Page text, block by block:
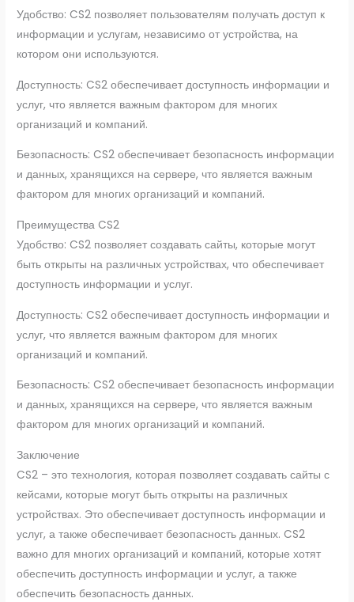
Удобство: CS2 позволяет пользователям получать доступ к
информации и услугам, независимо от устройства, на
котором они используются.
Доступность: CS2 обеспечивает доступность информации и
услуг, что является важным фактором для многих
организаций и компаний.
Безопасность: CS2 обеспечивает безопасность информации
и данных, хранящихся на сервере, что является важным
фактором для многих организаций и компаний.
Преимущества CS2
Удобство: CS2 позволяет создавать сайты, которые могут
быть открыты на различных устройствах, что обеспечивает
доступность информации и услуг.
Доступность: CS2 обеспечивает доступность информации и
услуг, что является важным фактором для многих
организаций и компаний.
Безопасность: CS2 обеспечивает безопасность информации
и данных, хранящихся на сервере, что является важным
фактором для многих организаций и компаний.
Заключение
CS2 – это технология, которая позволяет создавать сайты с
кейсами, которые могут быть открыты на различных
устройствах. Это обеспечивает доступность информации и
услуг, а также обеспечивает безопасность данных. CS2
важно для многих организаций и компаний, которые хотят
обеспечить доступность информации и услуг, а также
обеспечить безопасность данных.